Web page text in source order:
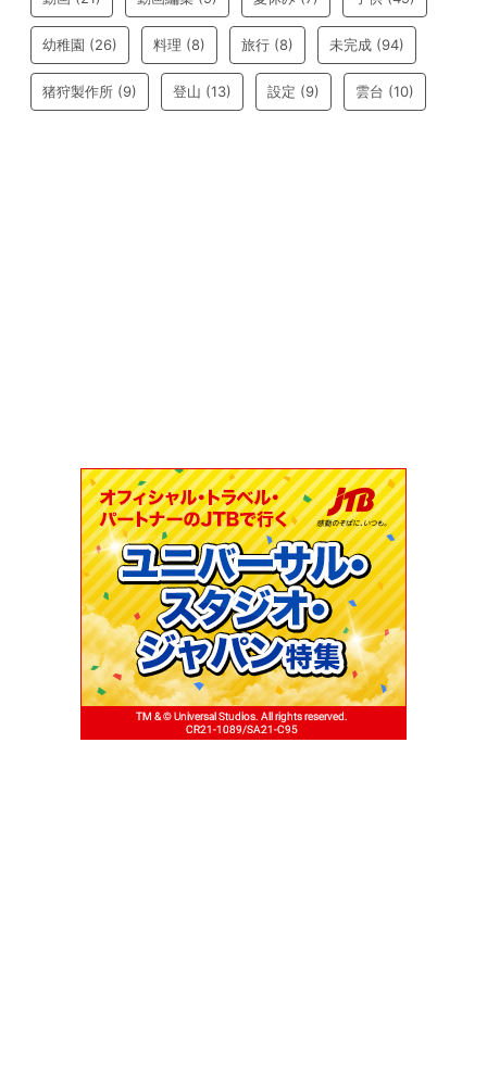
幼稚園 (26) 料理 (8) 旅行 (8) 未完成 (94)
猪狩製作所 (9) 登山 (13) 設定 (9) 雲台 (10)